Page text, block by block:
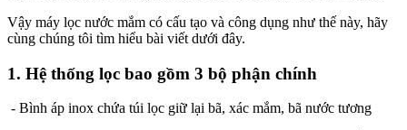
Vậy máy lọc nước mắm có cấu tạo và công dụng như thế này, hãy
cùng chúng tôi tìm hiểu bài viết dưới đây.
1. Hệ thống lọc bao gồm 3 bộ phận chính
- Bình áp inox chứa túi lọc giữ lại bã, xác mắm, bã nước tương